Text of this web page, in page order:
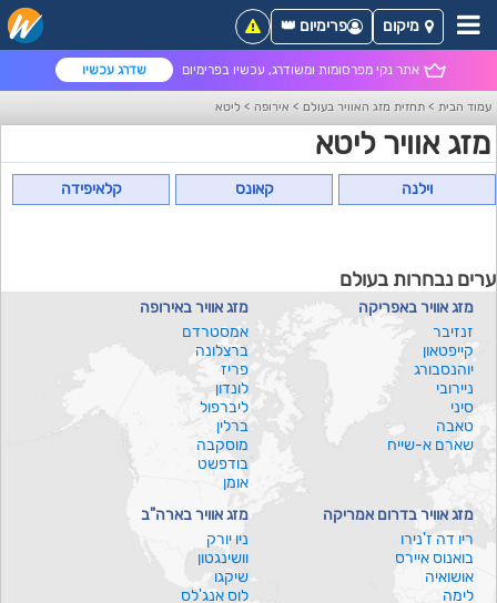
אתר נקי מפרסומות ומשודרג, עכשיו בפרימיום שדרג עכשיו
מיקום פרימיום 👑
עמוד הבית > תחזית מזג האוויר בעולם > אירופה > ליטא
מזג אוויר ליטא
וילנה קאונס קלאיפידה
ערים נבחרות בעולם
מזג אוויר באפריקה
זנזיבר
קייפטאון
יוהנסבורג
ניירובי
סיני
טאבה
שארם א-שייח
מזג אוויר באירופה
אמסטרדם
ברצלונה
פריז
לונדון
ליברפול
ברלין
מוסקבה
בודפשט
אומן
מזג אוויר בדרום אמריקה
ריו דה ז'נירו
בואנוס איירס
אושואיה
לימה
מזג אוויר בארה"ב
ניו יורק
וושינגטון
שיקגו
לוס אנג'לס